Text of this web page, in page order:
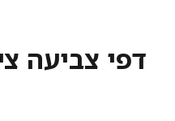
דפי צביעה